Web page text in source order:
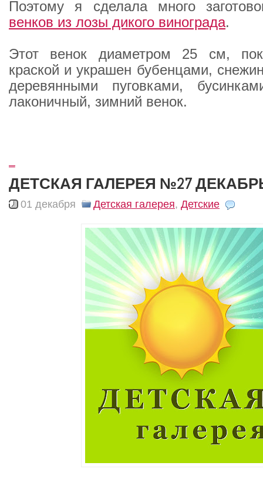
Поэтому я сделала много
венков из лозы дикого винограда.
Этот венок диаметром 25 см,
краской и украшен бубенцами,
деревянными пуговками,
лаконичный, зимний венок.
ДЕТСКАЯ ГАЛЕРЕЯ №27
01 декабря Детская галерея, Детские